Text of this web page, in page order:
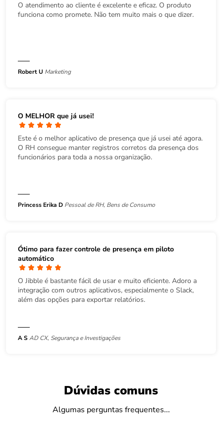
O atendimento ao cliente é excelente e eficaz. O produto
funciona como promete. Não tem muito mais o que dizer.
Robert U Marketing
O MELHOR que já usei!
Este é o melhor aplicativo de presença que já usei até agora.
O RH consegue manter registros corretos da presença dos
funcionários para toda a nossa organização.
Princess Erika D Pessoal de RH, Bens de Consumo
Ótimo para fazer controle de presença em piloto
automático
O Jibble é bastante fácil de usar e muito eficiente. Adoro a
integração com outros aplicativos, especialmente o Slack,
além das opções para exportar relatórios.
A SAD CX, Segurança e Investigações
Dúvidas comuns
Algumas perguntas frequentes...